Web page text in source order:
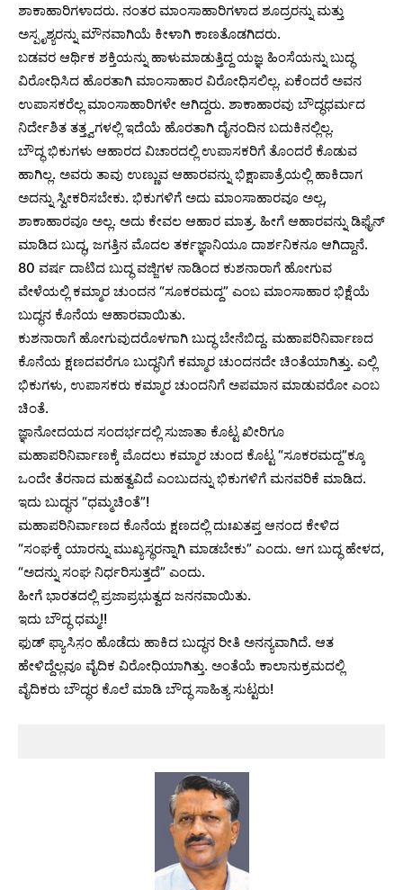
ಶಾಕಾಹಾರಿಗಳಾದರು. ನಂತರ ಮಾಂಸಾಹಾರಿಗಳಾದ ಶೂದ್ರರನ್ನು ಮತ್ತು
ಅಸ್ಪೃಶ್ಯರನ್ನು ಮೌನವಾಗಿಯೆ ಕೀಳಾಗಿ ಕಾಣತೊಡಗಿದರು‌.
ಬಡವರ ಆರ್ಥಿಕ ಶಕ್ತಿಯನ್ನು ಹಾಳುಮಾಡುತ್ತಿದ್ದ ಯಜ್ಞ ಹಿಂಸೆಯನ್ನು ಬುದ್ಧ
ವಿರೋಧಿಸಿದ ಹೊರತಾಗಿ ಮಾಂಸಾಹಾರ ವಿರೋಧಿಸಲಿಲ್ಲ. ಏಕೆಂದರೆ ಅವನ
ಉಪಾಸಕರೆಲ್ಲ ಮಾಂಸಾಹಾರಿಗಳೇ ಆಗಿದ್ದರು. ಶಾಕಾಹಾರವು ಬೌದ್ಧಧರ್ಮದ
ನಿರ್ದೇಶಿತ ತತ್ತ್ವಗಳಲ್ಲಿ ಇದೆಯೆ ಹೊರತಾಗಿ ದೈನಂದಿನ ಬದುಕಿನಲ್ಲಿಲ್ಲ.
ಬೌದ್ಧ ಭಿಕುಗಳು ಆಹಾರದ ವಿಚಾರದಲ್ಲಿ ಉಪಾಸಕರಿಗೆ ತೊಂದರೆ ಕೊಡುವ
ಹಾಗಿಲ್ಲ. ಅವರು ತಾವು ಉಣ್ಣುವ ಆಹಾರವನ್ನು ಭಿಕ್ಷಾಪಾತ್ರೆಯಲ್ಲಿ ಹಾಕಿದಾಗ
ಅದನ್ನು ಸ್ವೀಕರಿಸಬೇಕು. ಭಿಕುಗಳಿಗೆ ಅದು ಮಾಂಸಾಹಾರವೂ ಅಲ್ಲ,
ಶಾಕಾಹಾರವೂ ಅಲ್ಲ. ಅದು ಕೇವಲ ಆಹಾರ ಮಾತ್ರ. ಹೀಗೆ ಆಹಾರವನ್ನು ಡಿಫೈನ್
ಮಾಡಿದ ಬುದ್ಧ, ಜಗತ್ತಿನ ಮೊದಲ ತರ್ಕಜ್ಞಾನಿಯೂ ದಾರ್ಶನಿಕನೂ ಆಗಿದ್ದಾನೆ.
80 ವರ್ಷ ದಾಟಿದ ಬುದ್ಧ ವಜ್ಜಿಗಳ ನಾಡಿಂದ ಕುಶನಾರಾಗೆ ಹೋಗುವ
ವೇಳೆಯಲ್ಲಿ ಕಮ್ಮಾರ ಚುಂದನ “ಸೂಕರಮದ್ದ” ಎಂಬ ಮಾಂಸಾಹಾರ ಭಿಕ್ಷೆಯೆ
ಬುದ್ಧನ ಕೊನೆಯ ಆಹಾರವಾಯಿತು.
ಕುಶನಾರಾಗೆ ಹೋಗುವುದರೊಳಗಾಗಿ ಬುದ್ಧ ಬೇನೆಬಿದ್ದ. ಮಹಾಪರಿನಿರ್ವಾಣದ
ಕೊನೆಯ ಕ್ಷಣದವರೆಗೂ ಬುದ್ಧನಿಗೆ ಕಮ್ಮಾರ ಚುಂದನದೇ ಚಿಂತೆಯಾಗಿತ್ತು. ಎಲ್ಲಿ
ಭಿಕುಗಳು, ಉಪಾಸಕರು ಕಮ್ಮಾರ ಚುಂದನಿಗೆ ಅಪಮಾನ ಮಾಡುವರೋ ಎಂಬ
ಚಿಂತೆ.
ಜ್ಞಾನೋದಯದ ಸಂದರ್ಭದಲ್ಲಿ ಸುಜಾತಾ ಕೊಟ್ಟ ಖೀರಿಗೂ
ಮಹಾಪರಿನಿರ್ವಾಣಕ್ಕೆ ಮೊದಲು ಕಮ್ಮಾರ ಚುಂದ ಕೊಟ್ಟ “ಸೂಕರಮದ್ದ”ಕ್ಕೂ
ಒಂದೇ ತೆರನಾದ ಮಹತ್ವವಿದೆ ಎಂಬುದನ್ನು ಭಿಕುಗಳಿಗೆ ಮನವರಿಕೆ ಮಾಡಿದ.
ಇದು ಬುದ್ಧನ “ಧಮ್ಮಚಿಂತೆ”!
ಮಹಾಪರಿನಿರ್ವಾಣದ ಕೊನೆಯ ಕ್ಷಣದಲ್ಲಿ ದುಃಖತಪ್ತ ಆನಂದ ಕೇಳಿದ
“ಸಂಘಕ್ಕೆ ಯಾರನ್ನು ಮುಖ್ಯಸ್ಥರನ್ನಾಗಿ ಮಾಡಬೇಕು” ಎಂದು. ಆಗ ಬುದ್ಧ ಹೇಳದ,
“ಅದನ್ನು ಸಂಘ ನಿರ್ಧರಿಸುತ್ತದೆ” ಎಂದು‌.
ಹೀಗೆ ಭಾರತದಲ್ಲಿ ಪ್ರಜಾಪ್ರಭುತ್ವದ ಜನನವಾಯಿತು.
ಇದು ಬೌದ್ಧ ಧಮ್ಮ!!
ಫುಡ್ ಫ್ಯಾಸಿಸ಼ಂ ಹೊಡೆದು ಹಾಕಿದ ಬುದ್ಧನ ರೀತಿ ಅನನ್ಯವಾಗಿದೆ. ಆತ
ಹೇಳಿದ್ದೆಲ್ಲವೂ ವೈದಿಕ ವಿರೋಧಿಯಾಗಿತ್ತು. ಅಂತೆಯೆ ಕಾಲಾನುಕ್ರಮದಲ್ಲಿ
ವೈದಿಕರು ಬೌದ್ಧರ ಕೊಲೆ ಮಾಡಿ ಬೌದ್ಧ ಸಾಹಿತ್ಯ ಸುಟ್ಟರು!